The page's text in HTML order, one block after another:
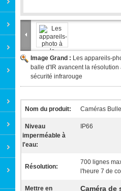
Image Grand : Les appareils-
balle d'IR avancent la résolution
sécurité infrarouge
Nom du produit: Caméras
Niveau
imperméable à
l'eau:
IP66
Résolution:
700 lignes
l'heure 7 de
Mettre en
Caméra de